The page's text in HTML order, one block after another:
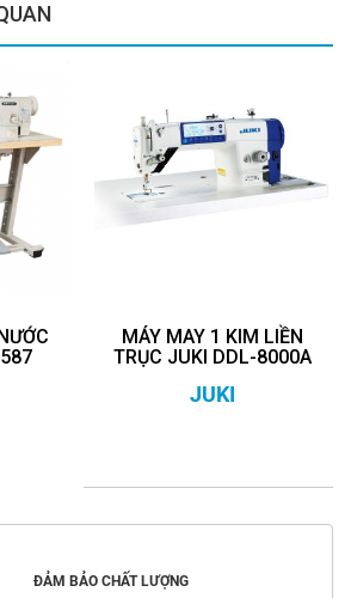
MÁY MAY 1 KIM LIỀN
TRỤC JUKI DDL-8000A
JUKI
ĐẢM BẢO CHẤT LƯỢNG